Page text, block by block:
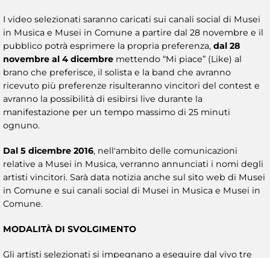
I video selezionati saranno caricati sui canali social di Musei
in Musica e Musei in Comune a partire dal 28 novembre e il
pubblico potrà esprimere la propria preferenza, dal 28
novembre al 4 dicembre mettendo “Mi piace” (Like) al
brano che preferisce, il solista e la band che avranno
ricevuto più preferenze risulteranno vincitori del contest e
avranno la possibilità di esibirsi live durante la
manifestazione per un tempo massimo di 25 minuti
ognuno.
Dal 5 dicembre 2016, nell'ambito delle comunicazioni
relative a Musei in Musica, verranno annunciati i nomi degli
artisti vincitori. Sarà data notizia anche sul sito web di Musei
in Comune e sui canali social di Musei in Musica e Musei in
Comune.
MODALITÀ DI SVOLGIMENTO
Gli artisti selezionati si impegnano a eseguire dal vivo tre